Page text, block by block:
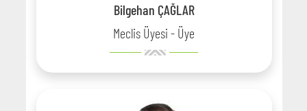
Bilgehan ÇAĞLAR
Meclis Üyesi - Üye